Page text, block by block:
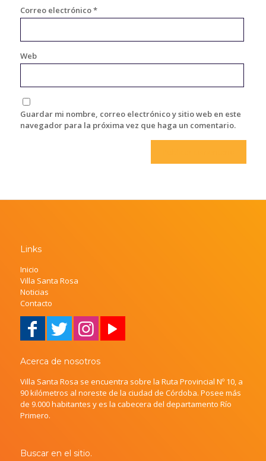
Correo electrónico*
Web
Guardar mi nombre, correo electrónico y sitio web en este
navegador para la próxima vez que haga un comentario.
Links
Inicio
Villa Santa Rosa
Noticias
Contacto
Acerca de nosotros
Villa Santa Rosa se encuentra sobre la Ruta Provincial Nº 10, a
90 kilómetros al noreste de la ciudad de Córdoba. Posee más
de 9.000 habitantes y es la cabecera del departamento Río
Primero.
Buscar en el sitio.